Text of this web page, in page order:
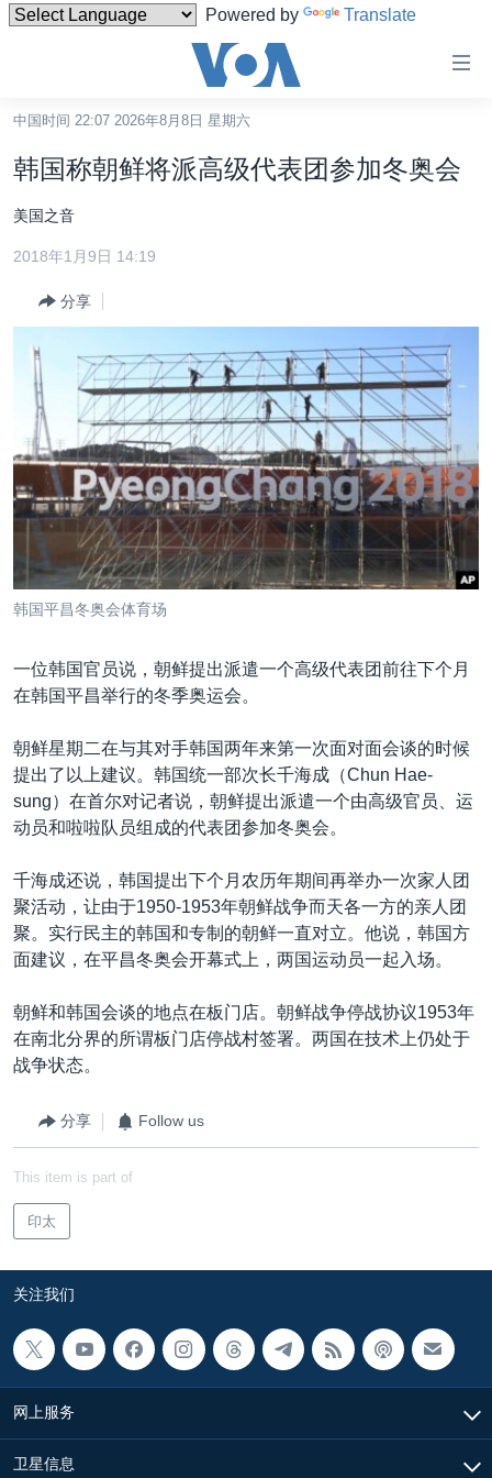
Powered by Translate
碍
链
接
跳
航
转
索
美国
中国
台湾
港澳
国际
最新国际新闻
印太
中东
欧洲
美洲
全球议题
分类新闻
经济·金融·贸易
人权·法律·宗教
科教·文娱·体健
劳工
环境
美中关系
热点专题
白宫要闻
国会报道
美中关系
美国建国250周年
埃博拉疫情
美国之音专访
重要讲话与声明
台海两岸关系
南中国海争端
关注新疆
GEN Z 看美国
VOA视频
VOA今日焦点
中文广播
其他语言网站
中国时间 22:07 2026年8月8日 星期六
韩国称朝鲜将派高级代表团参加冬奥会
美国之音
2018年1月9日 14:19
分享
韩国平昌冬奥会体育场
一位韩国官员说，朝鲜提出派遣一个高级代表团前往下个月
在韩国平昌举行的冬季奥运会。
朝鲜星期二在与其对手韩国两年来第一次面对面会谈的时候
提出了以上建议。韩国统一部次长千海成（Chun Hae-
sung）在首尔对记者说，朝鲜提出派遣一个由高级官员、运
动员和啦啦队员组成的代表团参加冬奥会。
千海成还说，韩国提出下个月农历年期间再举办一次家人团
聚活动，让由于1950-1953年朝鲜战争而天各一方的亲人团
聚。实行民主的韩国和专制的朝鲜一直对立。他说，韩国方
面建议，在平昌冬奥会开幕式上，两国运动员一起入场。
朝鲜和韩国会谈的地点在板门店。朝鲜战争停战协议1953年
在南北分界的所谓板门店停战村签署。两国在技术上仍处于
战争状态。
分享 Follow us
This item is part of
印太
关注我们
网上服务
卫星信息